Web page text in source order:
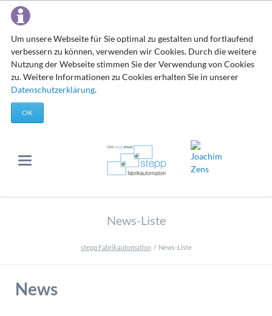
Um unsere Webseite für Sie optimal zu gestalten und fortlaufend
verbessern zu können, verwenden wir Cookies. Durch die weitere
Nutzung der Webseite stimmen Sie der Verwendung von Cookies
zu. Weitere Informationen zu Cookies erhalten Sie in unserer
Datenschutzerklärung.
OK
News-Liste
stepp Fabrikautomation News-Liste
News